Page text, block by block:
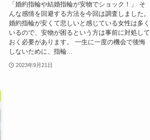
「婚約指輪や結婚指輪が安物でショック！」 そ
んな感情を回避する方法を今回は調査しました。
婚約指輪が安くて悲しいと感じている女性は多く
いるので、安物が困るという方は事前に対処して
おく必要があります。 一生に一度の機会で後悔
しないために、指輪...
2023年9月21日